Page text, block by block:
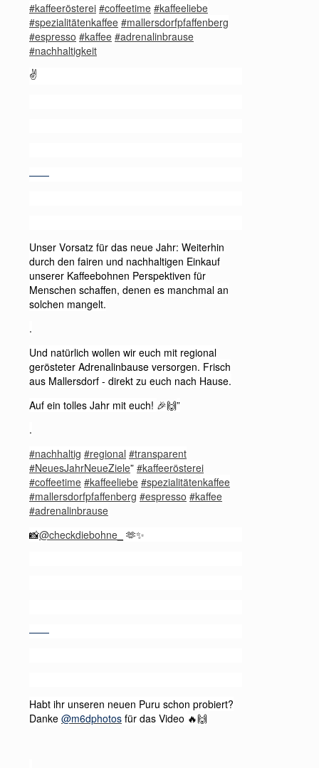
#kaffeerösterei #coffeetime #kaffeeliebe
#spezialitätenkaffee #mallersdorfpfaffenberg
#espresso #kaffee #adrenalinbrause
#nachhaltigkeit
✌️
——
Unser Vorsatz für das neue Jahr: Weiterhin
durch den fairen und nachhaltigen Einkauf
unserer Kaffeebohnen Perspektiven für
Menschen schaffen, denen es manchmal an
solchen mangelt.
.
Und natürlich wollen wir euch mit regional
gerösteter Adrenalinbause versorgen. Frisch
aus Mallersdorf - direkt zu euch nach Hause.
Auf ein tolles Jahr mit euch! 🎉🙌”
.
#nachhaltig #regional #transparent
#NeuesJahrNeueZiele” #kaffeerösterei
#coffeetime #kaffeeliebe #spezialitätenkaffee
#mallersdorfpfaffenberg #espresso #kaffee
#adrenalinbrause
📸@checkdiebohne_ 🫶✨
——
Habt ihr unseren neuen Puru schon probiert?
Danke @m6dphotos für das Video 🔥🙌